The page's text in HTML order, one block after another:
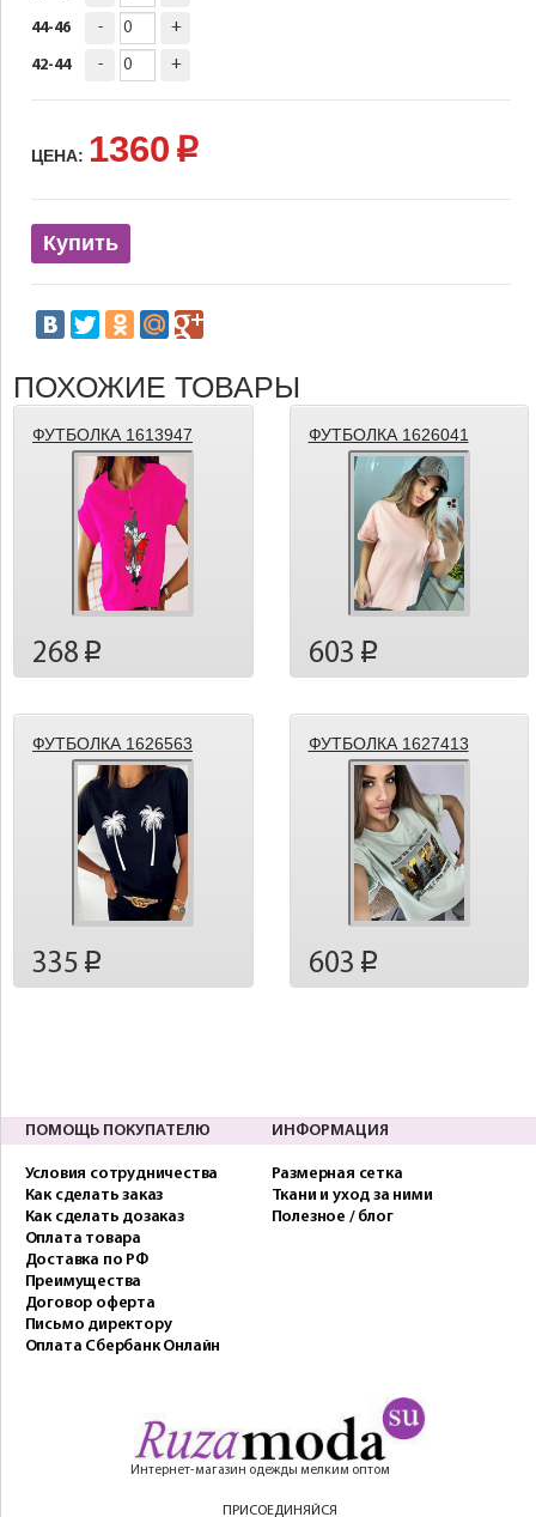
44-46 - +
42-44 - +
ЦЕНА: 1360 p
Купить
ПОХОЖИЕ ТОВАРЫ
ФУТБОЛКА 1613947
268 p
ФУТБОЛКА 1626041
603 p
ФУТБОЛКА 1626563
335 p
ФУТБОЛКА 1627413
603 p
ПОМОЩЬ ПОКУПАТЕЛЮ
Условия сотрудничества
Как сделать заказ
Как сделать дозаказ
Оплата товара
Доставка по РФ
Преимущества
Договор оферта
Письмо директору
Оплата Сбербанк Онлайн
ИНФОРМАЦИЯ
Размерная сетка
Ткани и уход за ними
Полезное / блог
Интернет-магазин одежды мелким оптом
ПРИСОЕДИНЯЙСЯ